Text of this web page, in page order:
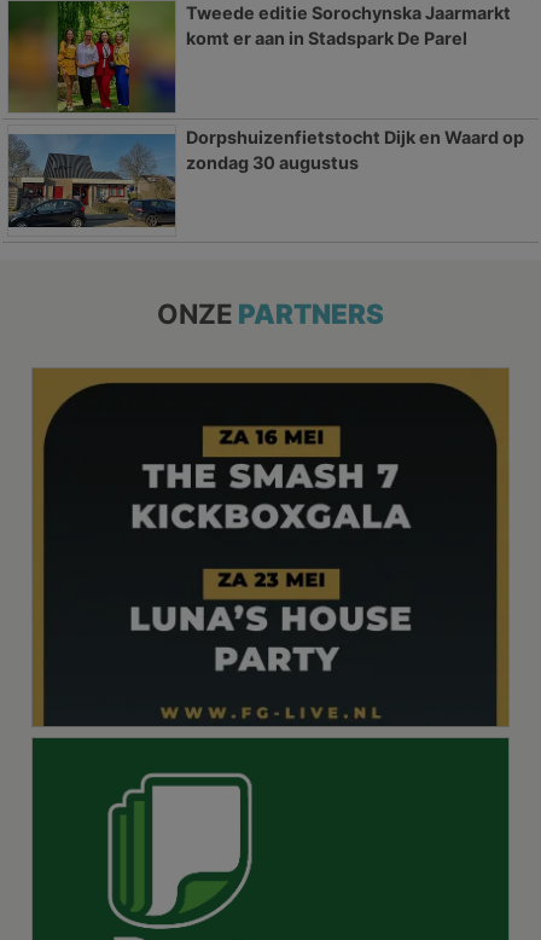
Tweede editie Sorochynska Jaarmarkt
komt er aan in Stadspark De Parel
Dorpshuizenfietstocht Dijk en Waard op
zondag 30 augustus
ONZE PARTNERS